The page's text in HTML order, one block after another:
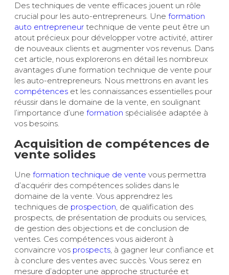
Des techniques de vente efficaces jouent un rôle
crucial pour les auto-entrepreneurs. Une formation
auto entrepreneur technique de vente peut être un
atout précieux pour développer votre activité, attirer
de nouveaux clients et augmenter vos revenus. Dans
cet article, nous explorerons en détail les nombreux
avantages d’une formation technique de vente pour
les auto-entrepreneurs. Nous mettrons en avant les
compétences et les connaissances essentielles pour
réussir dans le domaine de la vente, en soulignant
l’importance d’une formation spécialisée adaptée à
vos besoins.
Acquisition de compétences de
vente solides
Une formation technique de vente vous permettra
d’acquérir des compétences solides dans le
domaine de la vente. Vous apprendrez les
techniques de prospection, de qualification des
prospects, de présentation de produits ou services,
de gestion des objections et de conclusion de
ventes. Ces compétences vous aideront à
convaincre vos prospects, à gagner leur confiance et
à conclure des ventes avec succès. Vous serez en
mesure d’adopter une approche structurée et